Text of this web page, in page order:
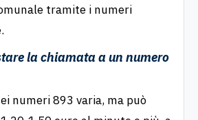
tramite i numeri
la chiamata a un numero
numeri 893 varia, ma può